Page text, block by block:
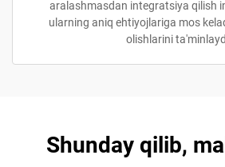
aralashmasdan integratsiya qilish
ularning aniq ehtiyojlariga mos
olishlarini
Shunday qilib,